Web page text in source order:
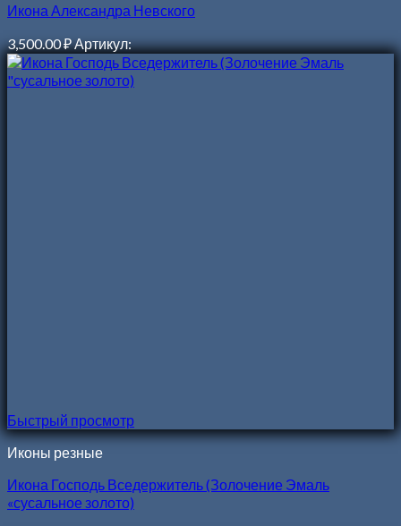
Икона Александра Невского
3,500.00₽Артикул:
Быстрый просмотр
Иконы резные
Икона Господь Вседержитель (Золочение Эмаль
«сусальное золото)